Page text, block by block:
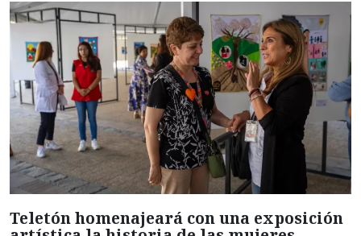
Teletón homenajeará con una exposición